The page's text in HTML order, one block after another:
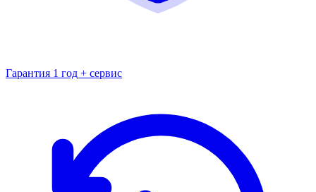
Гарантия 1 год + сервис